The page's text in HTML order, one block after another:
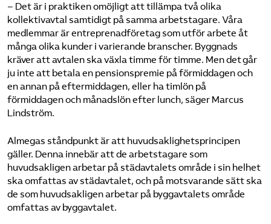
– Det är i praktiken omöjligt att tillämpa två olika
kollektivavtal samtidigt på samma arbetstagare. Våra
medlemmar är entreprenadföretag som utför arbete åt
många olika kunder i varierande branscher. Byggnads
kräver att avtalen ska växla timme för timme. Men det går
ju inte att betala en pensionspremie på förmiddagen och
en annan på eftermiddagen, eller ha timlön på
förmiddagen och månadslön efter lunch, säger Marcus
Lindström.
Almegas ståndpunkt är att huvudsaklighetsprincipen
gäller. Denna innebär att de arbetstagare som
huvudsakligen arbetar på städavtalets område i sin helhet
ska omfattas av städavtalet, och på motsvarande sätt ska
de som huvudsakligen arbetar på byggavtalets område
omfattas av byggavtalet.